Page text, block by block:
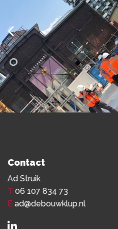
Contact
Ad Struik
T 06 107 834 73
E ad@debouwklup.nl